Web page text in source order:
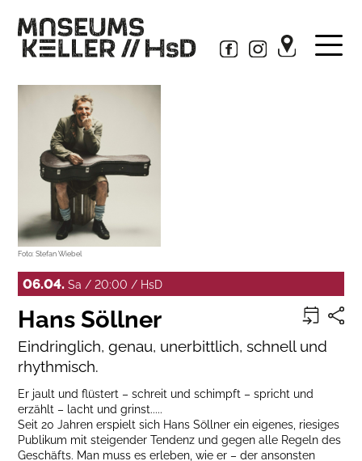
Foto: Stefan Wiebel
06.04. Sa / 20:00 / HsD
Hans Söllner
Eindringlich, genau, unerbittlich, schnell und
rhythmisch.
Er jault und flüstert – schreit und schimpft – spricht und
erzählt – lacht und grinst.....
Seit 20 Jahren erspielt sich Hans Söllner ein eigenes, riesiges
Publikum mit steigender Tendenz und gegen alle Regeln des
Geschäfts. Man muss es erleben, wie er – der ansonsten